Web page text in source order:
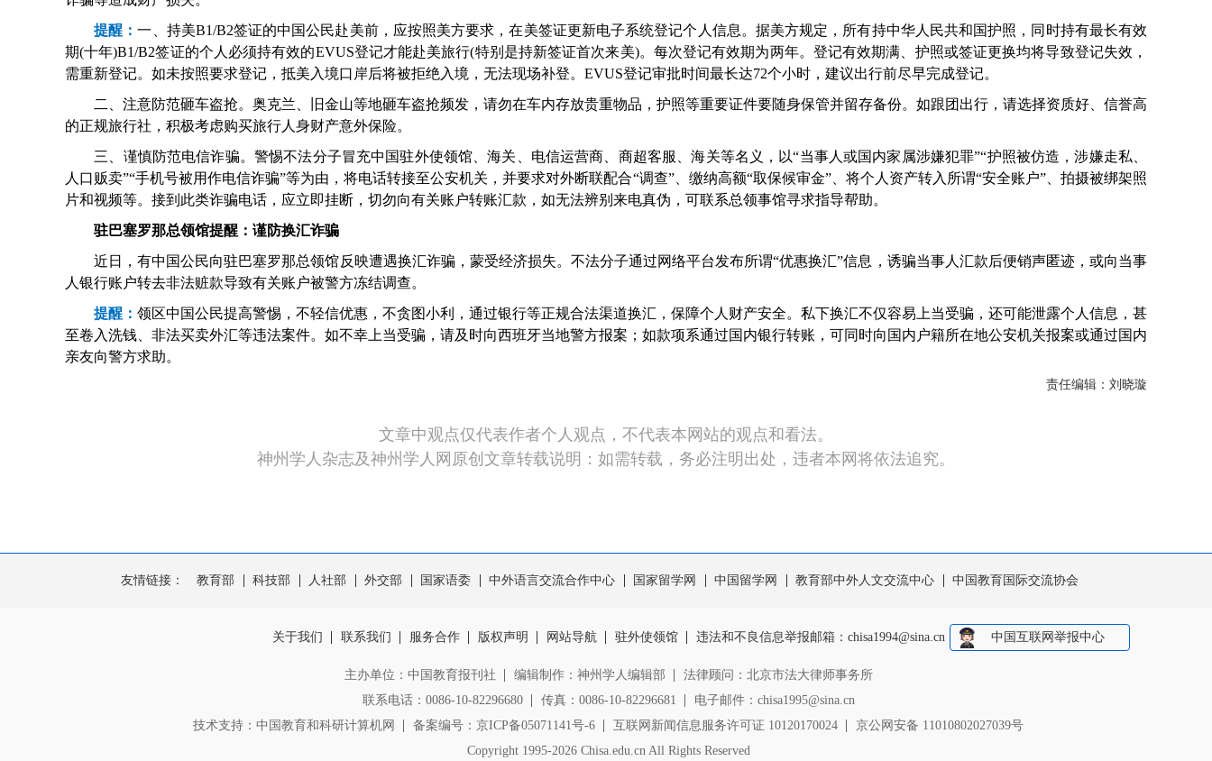
提醒：一、持美B1/B2签证的中国公民赴美前，应按照美方要求，在美签证更新电子系统登记个人信息。据美方规定，所有持中华人民共和国护照，同时持有最长有效
期(十年)B1/B2签证的个人必须持有效的EVUS登记才能赴美旅行(特别是持新签证首次来美)。每次登记有效期为两年。登记有效期满、护照或签证更换均将导致登记失效，
需重新登记。如未按照要求登记，抵美入境口岸后将被拒绝入境，无法现场补登。EVUS登记审批时间最长达72个小时，建议出行前尽早完成登记。
二、注意防范砸车盗抢。奥克兰、旧金山等地砸车盗抢频发，请勿在车内存放贵重物品，护照等重要证件要随身保管并留存备份。如跟团出行，请选择资质好、信誉高
的正规旅行社，积极考虑购买旅行人身财产意外保险。
三、谨慎防范电信诈骗。警惕不法分子冒充中国驻外使领馆、海关、电信运营商、商超客服、海关等名义，以“当事人或国内家属涉嫌犯罪”“护照被仿造，涉嫌走私、
人口贩卖”“手机号被用作电信诈骗”等为由，将电话转接至公安机关，并要求对外断联配合“调查”、缴纳高额“取保候审金”、将个人资产转入所谓“安全账户”、拍摄被绑架照
片和视频等。接到此类诈骗电话，应立即挂断，切勿向有关账户转账汇款，如无法辨别来电真伪，可联系总领事馆寻求指导帮助。
驻巴塞罗那总领馆提醒：谨防换汇诈骗
近日，有中国公民向驻巴塞罗那总领馆反映遭遇换汇诈骗，蒙受经济损失。不法分子通过网络平台发布所谓“优惠换汇”信息，诱骗当事人汇款后便销声匿迹，或向当事
人银行账户转去非法赃款导致有关账户被警方冻结调查。
提醒： 领区中国公民提高警惕，不轻信优惠，不贪图小利，通过银行等正规合法渠道换汇，保障个人财产安全。私下换汇不仅容易上当受骗，还可能泄露个人信息，甚
至卷入洗钱、非法买卖外汇等违法案件。如不幸上当受骗，请及时向西班牙当地警方报案；如款项系通过国内银行转账，可同时向国内户籍所在地公安机关报案或通过国内
亲友向警方求助。
责任编辑：刘晓璇
文章中观点仅代表作者个人观点，不代表本网站的观点和看法。
神州学人杂志及神州学人网原创文章转载说明：如需转载，务必注明出处，违者本网将依法追究。
友情链接： 教育部 科技部 人社部 外交部 国家语委 中外语言交流合作中心 国家留学网 中国留学网 教育部中外人文交流中心 中国教育国际交流协会
关于我们 联系我们 服务合作 版权声明 网站导航 驻外使领馆 违法和不良信息举报邮箱： chisa1994@sina.cn 中国互联网举报中心
主办单位：中国教育报刊社 编辑制作：神州学人编辑部
法律顾问：北京市法大律师事务所
联系电话：0086-10-82296680
传真：0086-10-82296681
电子邮件：chisa1995@sina.cn
技术支持：中国教育和科研计算机网
备案编号：京ICP备05071141号-6 互联网新闻信息服务许可证 10120170024
京公网安备 11010802027039号
Copyright 1995-2026 Chisa.edu.cn All Rights Reserved